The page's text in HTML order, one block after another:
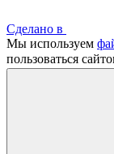
Сделано в
Мы используем
пользоваться